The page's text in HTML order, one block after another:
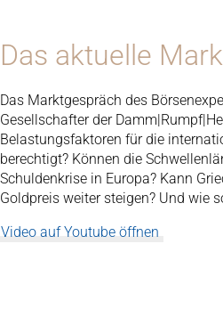
Das aktuelle
Das Marktgespräch des
Gesellschafter der
Belastungsfaktoren für die
berechtigt? Können die
Schuldenkrise in Europa? Kann
Goldpreis weiter steigen? Und wie
Video auf Youtube öffnen